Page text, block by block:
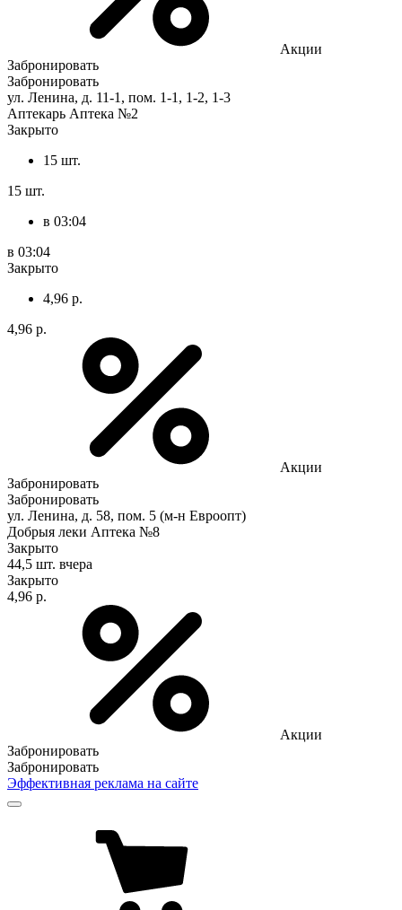
Акции
Забронировать
Забронировать
ул. Ленина, д. 11-1, пом. 1-1, 1-2, 1-3
Аптекарь Аптека №2
Закрыто
15 шт.
15 шт.
в 03:04
в 03:04
Закрыто
4,96 р.
4,96 р.
Акции
Забронировать
Забронировать
ул. Ленина, д. 58, пом. 5 (м-н Евроопт)
Добрыя леки Аптека №8
Закрыто
44,5 шт. вчера
Закрыто
4,96 р.
Акции
Забронировать
Забронировать
Эффективная реклама на сайте